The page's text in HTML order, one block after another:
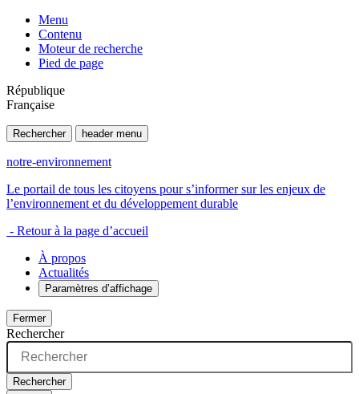
Menu
Contenu
Moteur de recherche
Pied de page
République
Française
Rechercher header menu
notre-environnement
Le portail de tous les citoyens pour s’informer sur les enjeux de
l’environnement et du développement durable
- Retour à la page d’accueil
À propos
Actualités
Paramètres d’affichage
Fermer
Rechercher
Rechercher